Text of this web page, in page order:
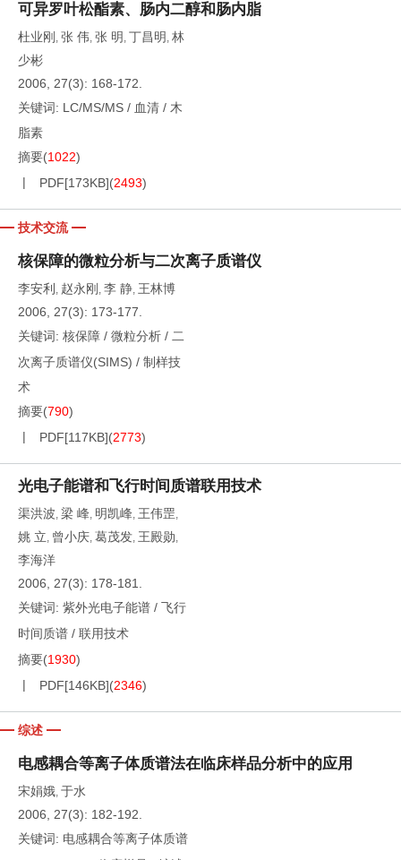
可异罗叶松酯素、肠内二醇和肠内脂
杜业刚 , 张 伟, 张 明 , 丁昌明 , 林
少彬
2006, 27(3): 168-172.
关键词: LC/MS/MS / 血清 / 木
脂素
摘要(1022)
PDF[173KB](2493)
技术交流
核保障的微粒分析与二次离子质谱仪
李安利 , 赵永刚 , 李 静, 王林博
2006, 27(3): 173-177.
关键词: 核保障 / 微粒分析 / 二
次离子质谱仪(SIMS) / 制样技
术
摘要(790)
PDF[117KB](2773)
光电子能谱和飞行时间质谱联用技术
渠洪波, 梁 峰, 明凯峰, 王伟罡,
姚 立, 曾小庆, 葛茂发, 王殿勋,
李海洋
2006, 27(3): 178-181.
关键词: 紫外光电子能谱 / 飞行
时间质谱 / 联用技术
摘要(1930)
PDF[146KB](2346)
综述
电感耦合等离子体质谱法在临床样品分析中的应用
宋娟娥, 于水
2006, 27(3): 182-192.
关键词: 电感耦合等离子体质谱